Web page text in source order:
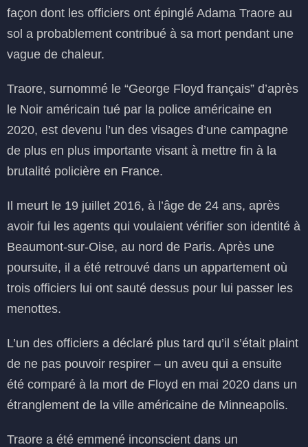
façon dont les officiers ont épinglé Adama Traore au
sol a probablement contribué à sa mort pendant une
vague de chaleur.
Traore, surnommé le “George Floyd français” d’après
le Noir américain tué par la police américaine en
2020, est devenu l’un des visages d’une campagne
de plus en plus importante visant à mettre fin à la
brutalité policière en France.
Il meurt le 19 juillet 2016, à l’âge de 24 ans, après
avoir fui les agents qui voulaient vérifier son identité à
Beaumont-sur-Oise, au nord de Paris. Après une
poursuite, il a été retrouvé dans un appartement où
trois officiers lui ont sauté dessus pour lui passer les
menottes.
L’un des officiers a déclaré plus tard qu’il s’était plaint
de ne pas pouvoir respirer – un aveu qui a ensuite
été comparé à la mort de Floyd en mai 2020 dans un
étranglement de la ville américaine de Minneapolis.
Traore a été emmené inconscient dans un